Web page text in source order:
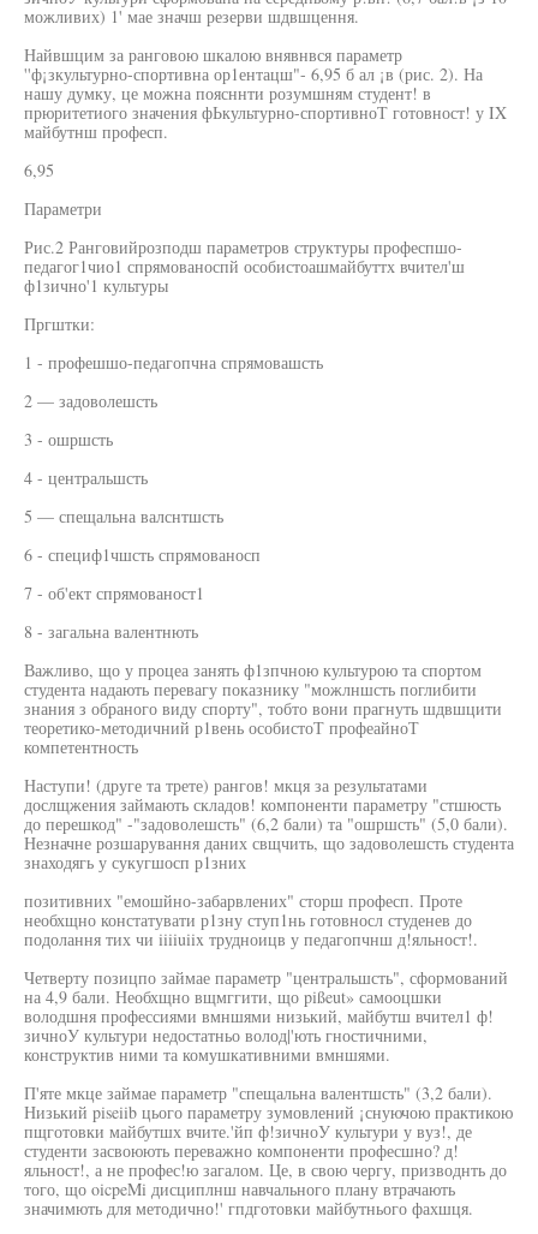
можливих) 1' мае значш резерви шдвшцення.
Найвшцим за ранговою шкалою внявнвся параметр
''ф¡зкультурно-спортивна ор1ентацш"- 6,95 б ал ¡в (рис. 2). На
нашу думку, це можна поясннти розумшням студент! в
прюритетиого значения фЬкультурно-спортивноТ готовност! у IX
майбутнш професп.
6,95
Параметри
Рис.2 Ранговийрозподш параметров структуры професпшо-
педагог1чио1 спрямованоспй особистоашмайбуттх вчител'ш
ф1зично'1 культуры
Пргштки:
1 - профешшо-педагопчна спрямовашсть
2 — задоволешсть
3 - ошршсть
4 - центральшсть
5 — спещальна валснтшсть
6 - специф1чшсть спрямованосп
7 - об'ект спрямованост1
8 - загальна валентнють
Важливо, що у процеа занять ф1зпчною культурою та спортом
студента надають перевагу показнику "можлншсть поглибити
знания з обраного виду спорту", тобто вони прагнуть шдвшцити
теоретико-методичний р1вень особистоТ профеайноТ
компетентность
Наступи! (друге та трете) рангов! мкця за результатами
дослщжения займають складов! компоненти параметру "стшюсть
до перешкод" -"задоволешсть" (6,2 бали) та "ошршсть" (5,0 бали).
Незначне розшарування даних свщчить, що задоволешсть студента
знаходягь у сукугшосп р1зних
позитивних "емошйно-забарвлених" сторш професп. Проте
необхщно констатувати р1зну ступ1нь готовносл студенев до
подолання тих чи iiiiuiix трудноицв у педагопчнш д!яльност!.
Четверту позицпо займае параметр "центральшсть", сформований
на 4,9 бали. Необхщно вщмггити, що pißeut» самооцшки
володшня профессиями вмншями низький, майбутш вчител1 ф!
зичноУ культури недостатньо волод|'ють гностичними,
конструктив ними та комушкативними вмншями.
П'яте мкце займае параметр "спещальна валентшсть" (3,2 бали).
Низький piseiib цього параметру зумовлений ¡снуючою практикою
пщготовки майбутшх вчите.'йп ф!зичноУ культури у вуз!, де
студенти засвоюють переважно компоненти професшно? д!
яльност!, а не профес!ю загалом. Це, в свою чергу, призводнть до
того, що oicpeMi дисциплнш навчального плану втрачають
значимють для методично!' гпдготовки майбутнього фахшця.